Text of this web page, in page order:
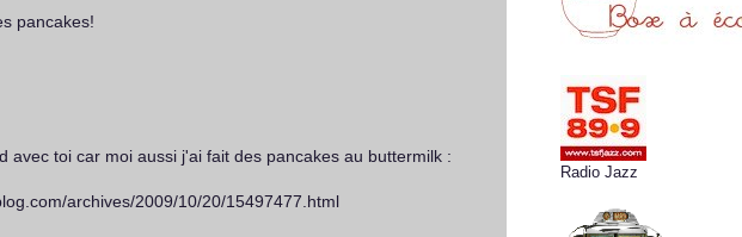
pancakes!
avec toi car moi aussi j'ai fait des pancakes au buttermilk :
archives/2009/10/20/15497477.html
Radio Jazz